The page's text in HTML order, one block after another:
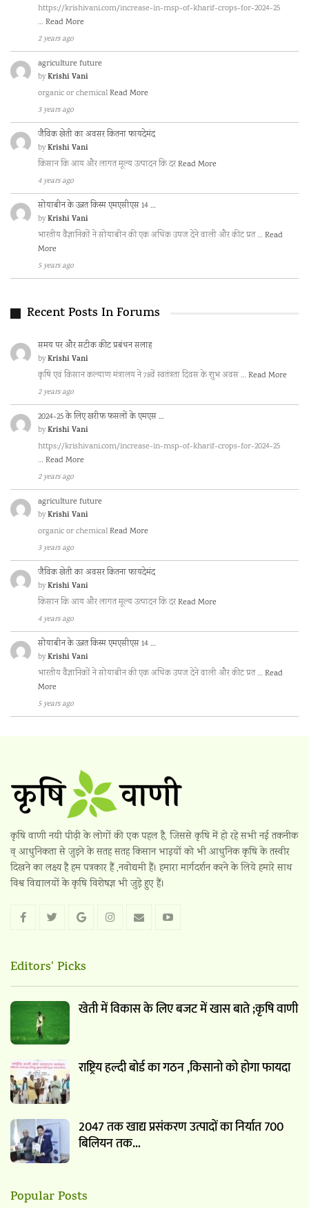
https://krishivani.com/increase-in-msp-of-kharif-crops-for-2024-25
… Read More
2 years ago
agriculture future
byKrishi Vani
organic or chemicalRead More
3 years ago
जैविक खेती का अवसर कितना फायदेमंद
byKrishi Vani
किसान कि आय और लागत मूल्य उत्पादन कि दरRead More
4 years ago
सोयाबीन के उन्नत किस्म एमएसीएस 14 …
byKrishi Vani
भारतीय वैज्ञानिकों ने सोयाबीन की एक अधिक उपज देने वाली और कीट प्रत … Read
More
5 years ago
Recent Posts In Forums
समय पर और सटीक कीट प्रबंधन सलाह
byKrishi Vani
कृषि एवं किसान कल्याण मंत्रालय ने 78वें स्वतंत्रता दिवस के शुभ अवस … Read More
2 years ago
2024-25 के लिए खरीफ फसलों के एमएस …
byKrishi Vani
https://krishivani.com/increase-in-msp-of-kharif-crops-for-2024-25
… Read More
2 years ago
agriculture future
byKrishi Vani
organic or chemicalRead More
3 years ago
जैविक खेती का अवसर कितना फायदेमंद
byKrishi Vani
किसान कि आय और लागत मूल्य उत्पादन कि दरRead More
4 years ago
सोयाबीन के उन्नत किस्म एमएसीएस 14 …
byKrishi Vani
भारतीय वैज्ञानिकों ने सोयाबीन की एक अधिक उपज देने वाली और कीट प्रत … Read
More
5 years ago
कृषि वाणी नयी पीढ़ी के लोगों की एक पहल है, जिससे कृषि में हो रहे सभी नई तकनीक
व् आधुनिकता से जुड़ने के सतह सतह किसान भाइयों को भी आधुनिक कृषि के तस्वीर
दिखने का लक्ष्य है हम पत्रकार हैं ,नवोद्यमी हैं। हमारा मार्गदर्शन करने के लिये हमारे साथ
विश्व विद्यालयों के कृषि विशेषज्ञ भी जुड़े हुए हैं।
Editors' Picks
खेती में विकास के लिए बजट में खास बाते ;कृषि वाणी
राष्ट्रिय हल्दी बोर्ड का गठन ,किसानो को होगा फायदा
2047 तक खाद्य प्रसंकरण उत्पादों का निर्यात 700
बिलियन तक…
Popular Posts